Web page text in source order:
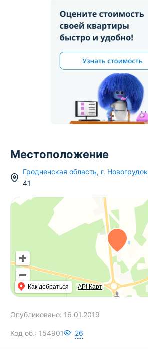
Местоположение
Гродненская область, г. Новогрудок
41
Как добраться API Карт
Опубликовано: 16.01.2019
Код об.: 154901 26